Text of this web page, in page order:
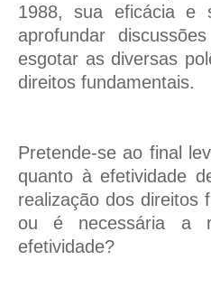
1988, sua eficácia e
aprofundar
esgotar as diversas
direitos fundamentais.
Pretende-se ao final
quanto à efetividade
realização dos direitos
ou é necessária a
efetividade?